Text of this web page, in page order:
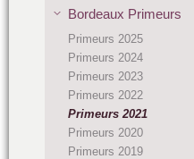
Bordeaux Primeurs
Primeurs 2025
Primeurs 2024
Primeurs 2023
Primeurs 2022
Primeurs 2021
Primeurs 2020
Primeurs 2019